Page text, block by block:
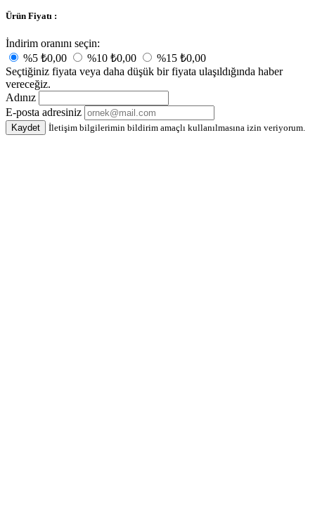
Ürün Fiyatı :
İndirim oranını seçin:
%5 ₺0,00 %10 ₺0,00 %15 ₺0,00
Seçtiğiniz fiyata veya daha düşük bir fiyata ulaşıldığında haber
vereceğiz.
Adınız
E-posta adresiniz
Kaydet İletişim bilgilerimin bildirim amaçlı kullanılmasına izin veriyorum.